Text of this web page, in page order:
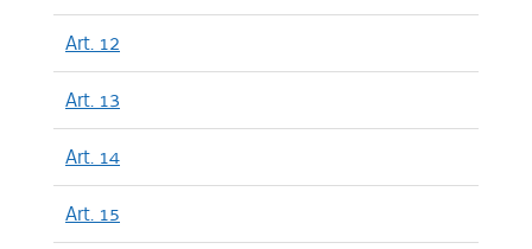
Art. 12
Art. 13
Art. 14
Art. 15